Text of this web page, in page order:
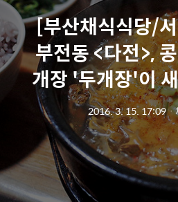
[부산채식식당/
부전동 <다전>,
개장 '두개장'이
2016. 3. 15. 17:09ㆍ